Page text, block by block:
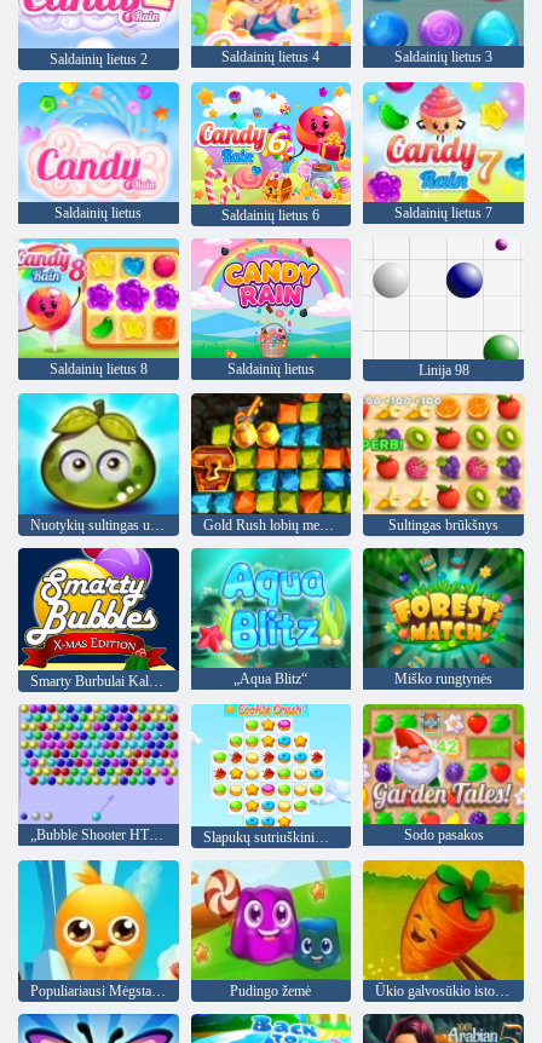
Saldainių lietus 2 Saldainių lietus 4 Saldainių lietus 3
Saldainių lietus Saldainių lietus 6 Saldainių lietus 7
Saldainių lietus 8 Saldainių lietus Linija 98
Nuotykių sultingas uogas Gold Rush lobių medžioklė Sultingas brūkšnys
„Aqua Blitz“ Miško rungtynės
„Bubble Shooter HTML5“ Slapukų sutriuškinimas 3 Sodo pasakos
Populiariausi Mėgstamiausi Draugai Pudingo žemė Ūkio galvosūkio istorija